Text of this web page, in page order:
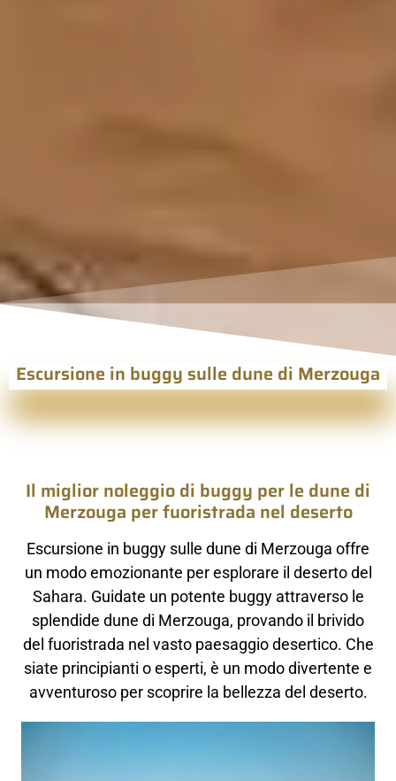
Escursione in buggy sulle dune di Merzouga
Il miglior noleggio di buggy per le dune di
Merzouga per fuoristrada nel deserto
Escursione in buggy sulle dune di Merzouga offre
un modo emozionante per esplorare il deserto del
Sahara. Guidate un potente buggy attraverso le
splendide dune di Merzouga, provando il brivido
del fuoristrada nel vasto paesaggio desertico. Che
siate principianti o esperti, è un modo divertente e
avventuroso per scoprire la bellezza del deserto.